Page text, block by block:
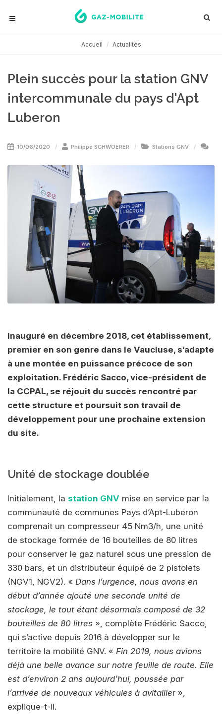
Accueil Actualités
Plein succès pour la station GNV
intercommunale du pays d'Apt
Luberon
10/06/2020 Philippe SCHWOERER Stations GNV
Inauguré en décembre 2018, cet établissement,
premier en son genre dans le Vaucluse, s’adapte
à une montée en puissance précoce de son
exploitation. Frédéric Sacco, vice-président de
la CCPAL, se réjouit du succès rencontré par
cette structure et poursuit son travail de
développement pour une prochaine extension
du site.
Unité de stockage doublée
Initialement, la station GNV mise en service par la
communauté de communes Pays d’Apt-Luberon
comprenait un compresseur 45 Nm3/h, une unité
de stockage formée de 16 bouteilles de 80 litres
pour conserver le gaz naturel sous une pression de
330 bars, et un distributeur équipé de 2 pistolets
(NGV1, NGV2). « Dans l’urgence, nous avons en
début d’année ajouté une seconde unité de
stockage, le tout étant désormais composé de 32
bouteilles de 80 litres », complète Frédéric Sacco,
qui s’active depuis 2016 à développer sur le
territoire la mobilité GNV. « Fin 2019, nous avions
déjà une belle avance sur notre feuille de route. Elle
est d’environ 2 ans aujourd’hui, poussée par
l’arrivée de nouveaux véhicules à avitailler »,
explique-t-il.